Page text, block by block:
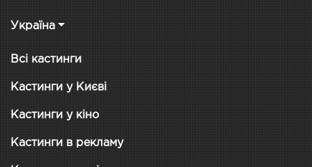
Україна
Всі кастинги
Кастинги у Києві
Кастинги у кіно
Кастинги в рекламу